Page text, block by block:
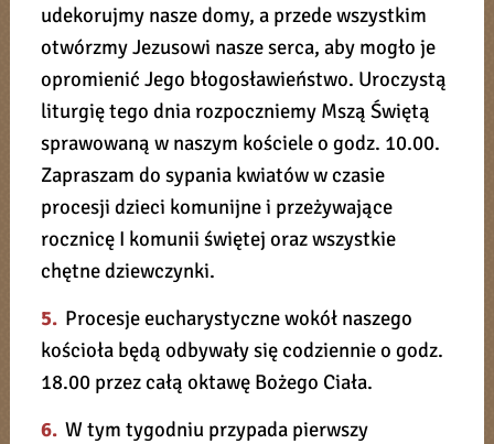
udekorujmy nasze domy, a przede wszystkim
otwórzmy Jezusowi nasze serca, aby mogło je
opromienić Jego błogosławieństwo. Uroczystą
liturgię tego dnia rozpoczniemy Mszą Świętą
sprawowaną w naszym kościele o godz. 10.00.
Zapraszam do sypania kwiatów w czasie
procesji dzieci komunijne i przeżywające
rocznicę I komunii świętej oraz wszystkie
chętne dziewczynki.
5. Procesje eucharystyczne wokół naszego
kościoła będą odbywały się codziennie o godz.
18.00 przez całą oktawę Bożego Ciała.
6. W tym tygodniu przypada pierwszy